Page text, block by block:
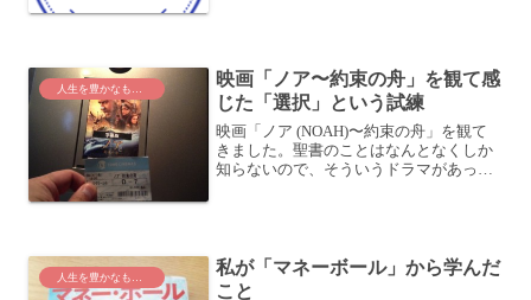
映画「ノア〜約束の舟」を観て感
じた「選択」という試練
映画「ノア (NOAH)〜約束の舟」を観て
きました。聖書のことはなんとなくしか
知らないので、そういうドラマがあった
私が「マネーボール」から学んだ
こと